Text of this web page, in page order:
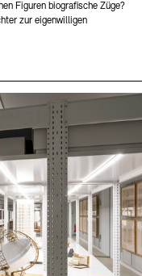
Figuren biografische Züge?
zur eigenwilligen